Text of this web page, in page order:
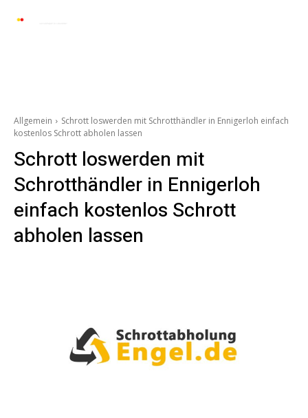
Allgemein
Schrott loswerden mit Schrotthändler in Ennigerloh einfach
kostenlos Schrott abholen lassen
Schrott loswerden mit
Schrotthändler in Ennigerloh
einfach kostenlos Schrott
abholen lassen